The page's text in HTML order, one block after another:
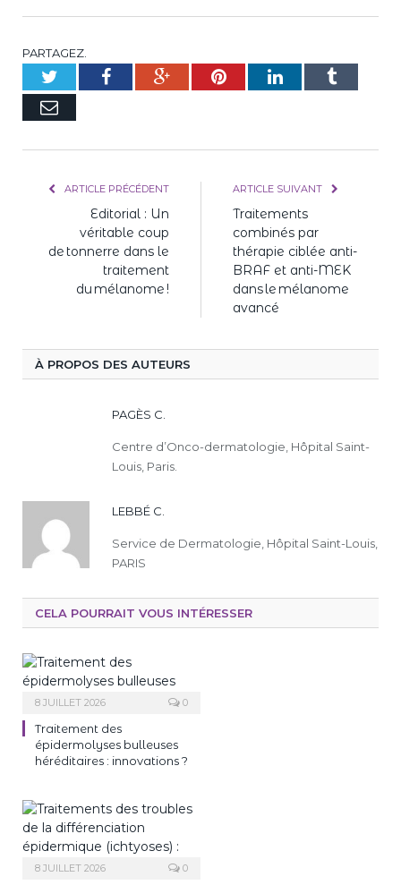
PARTAGEZ.
TwitterFacebookGoogle+PinterestLinkedInTumblr
E-
ARTICLE PRÉCÉDENT
Editorial : Un
véritable coup
de tonnerre dans le
traitement
du mélanome !
ARTICLE SUIVANT
Traitements
combinés par
thérapie ciblée anti-
BRAF et anti-MEK
dans le mélanome
avancé
À PROPOS DES AUTEURS
PAGÈS C.
Centre d’Onco-dermatologie, Hôpital Saint-
Louis, Paris.
LEBBÉ C.
Service de Dermatologie, Hôpital Saint-Louis,
PARIS
CELA POURRAIT VOUS INTÉRESSER
8 JUILLET 2026 0
Traitement des
épidermolyses bulleuses
héréditaires : innovations ?
8 JUILLET 2026 0